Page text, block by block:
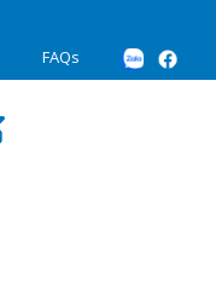
FAQs